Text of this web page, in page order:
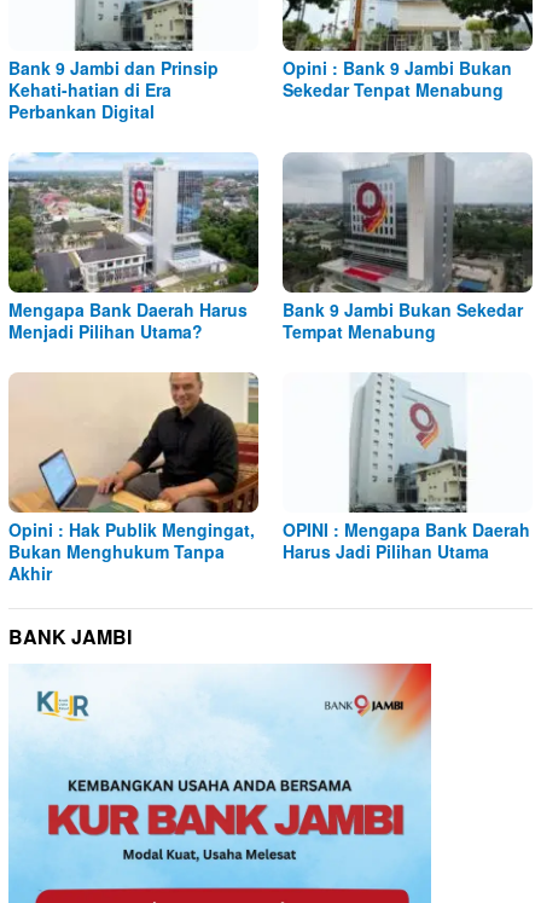
Bank 9 Jambi dan Prinsip
Kehati-hatian di Era
Perbankan Digital
Opini : Bank 9 Jambi Bukan
Sekedar Tenpat Menabung
Mengapa Bank Daerah Harus
Menjadi Pilihan Utama?
Bank 9 Jambi Bukan Sekedar
Tempat Menabung
Opini : Hak Publik Mengingat,
Bukan Menghukum Tanpa
Akhir
OPINI : Mengapa Bank Daerah
Harus Jadi Pilihan Utama
BANK JAMBI